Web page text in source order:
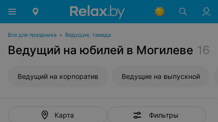
Все для праздника • Ведущие, тамада
Ведущий на юбилей в Могилеве 16
Ведущий на корпоратив Ведущие на выпускной
Карта Фильтры